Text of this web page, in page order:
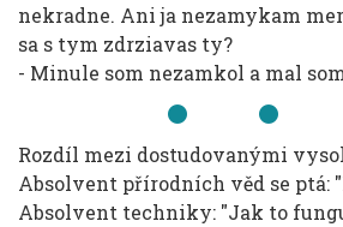
nekradne. Ani ja nezamykam
sa s tym zdrziavas ty?
- Minule som nezamkol a mal
Rozdíl mezi dostudovanými
Absolvent přírodních věd se ptá:
Absolvent techniky: "Jak to